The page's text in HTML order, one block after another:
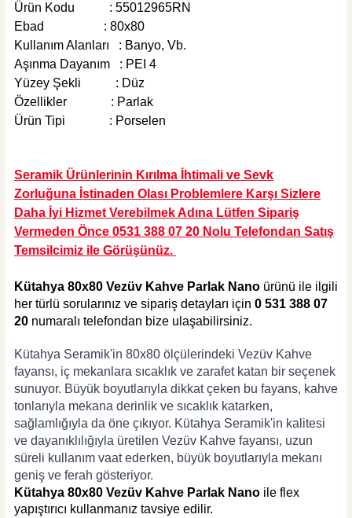
Sepete Ekle
Weber Yapı Kimyasalları
Weber Kol Flex Porselen Beyaz Yapıştırıcı 25 kg
495,00 TL
Sepete Ekle
Ürün Kodu : 55012965RN
Ebad : 80x80
Kullanım Alanları : Banyo, Vb.
Aşınma Dayanım : PEI 4
Yüzey Şekli : Düz
Özellikler : Parlak
Ürün Tipi : Porselen
Seramik Ürünlerinin Kırılma İhtimali ve Sevk
Zorluğuna İstinaden Olası Problemlere Karşı Sizlere
Daha İyi Hizmet Verebilmek Adına Lütfen Sipariş
Vermeden Önce 0531 388 07 20 Nolu Telefondan Satış
Temsilcimiz ile Görüşünüz.
Kütahya 80x80 Vezüv Kahve Parlak Nano ürünü ile ilgili
her türlü sorularınız ve sipariş detayları için 0 531 388 07
20 numaralı telefondan bize ulaşabilirsiniz.
Kütahya Seramik'in 80x80 ölçülerindeki Vezüv Kahve
fayansı, iç mekanlara sıcaklık ve zarafet katan bir seçenek
sunuyor. Büyük boyutlarıyla dikkat çeken bu fayans, kahve
tonlarıyla mekana derinlik ve sıcaklık katarken,
sağlamlığıyla da öne çıkıyor. Kütahya Seramik'in kalitesi
ve dayanıklılığıyla üretilen Vezüv Kahve fayansı, uzun
süreli kullanım vaat ederken, büyük boyutlarıyla mekanı
geniş ve ferah gösteriyor.
Kütahya 80x80 Vezüv Kahve Parlak Nano ile flex
yapıştırıcı kullanmanız tavsiye edilir.